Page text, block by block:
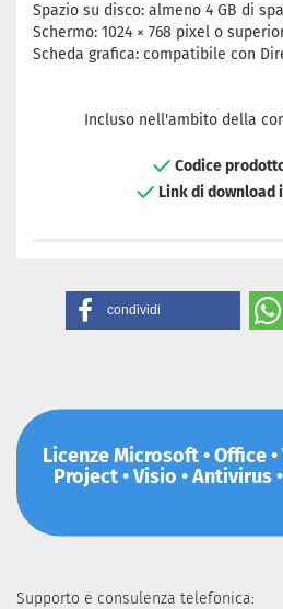
Spazio su disco: almeno 4 GB di
Schermo: 1024 × 768 pixel o
Scheda grafica: compatibile con
Incluso nell'ambito della
Codice
Link di download
condividi
Licenze Microsoft • Office •
Project • Visio • Antivirus
Supporto e consulenza telefonica: